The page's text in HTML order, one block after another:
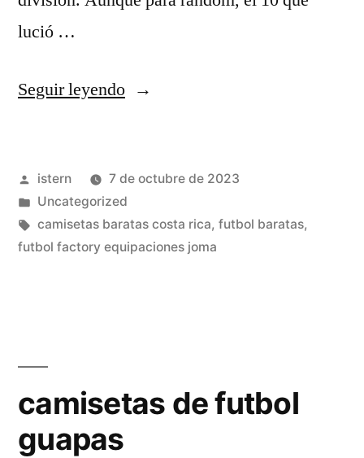
lució …
Seguir leyendo«foro
Publicado
por
istern
7 de octubre de 2023
Publicado
en
Uncategorized
Etiquetas:
camisetas baratas costa rica, futbol baratas,
futbol factory equipaciones joma
camisetas de futbol
guapas